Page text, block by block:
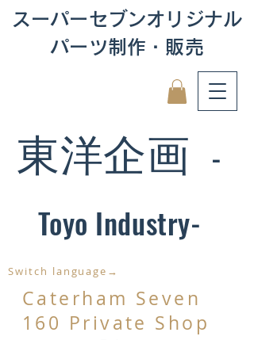
東洋企画 -
Toyo Industry-
Caterham Seven
160 Private Shop
スーパーセブンオリジナル
パーツ制作・販売
Switch language→